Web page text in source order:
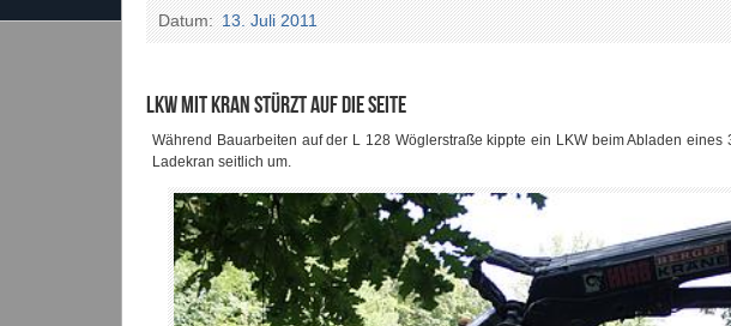
Datum:13. Juli 2011
LKW mit Kran stürzt auf die Seite
Während Bauarbeiten auf der L 128 Wöglerstraße kippte ein LKW beim Abladen eines
Ladekran seitlich um.